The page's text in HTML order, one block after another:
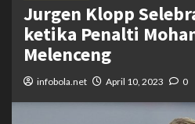
Jurgen Klopp
ketika Penalti
Melenceng
infobola.net April 10, 2023 0